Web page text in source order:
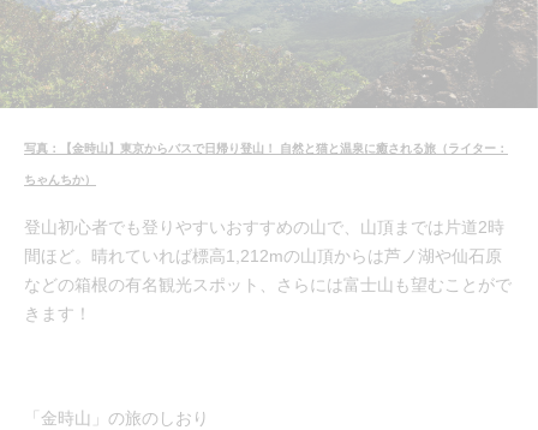
写真：【金時山】東京からバスで日帰り登山！ 自然と猫と温泉に癒される旅（ライター：
ちゃんちか）
登山初心者でも登りやすいおすすめの山で、山頂までは片道2時
間ほど。晴れていれば標高1,212mの山頂からは芦ノ湖や仙石原
などの箱根の有名観光スポット、さらには富士山も望むことがで
きます！
「金時山」の旅のしおり